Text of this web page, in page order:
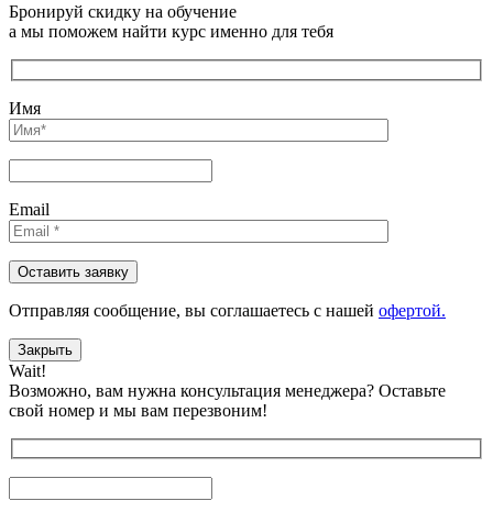
Бронируй скидку на обучение
а мы поможем найти курс именно для тебя
Имя
Email
Отправляя сообщениe, вы соглашаетесь с нашей офертой.
Закрыть
Wait!
Возможно, вам нужна консультация менеджера? Оставьте
свой номер и мы вам перезвоним!